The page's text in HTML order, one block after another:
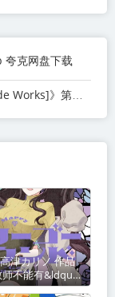
夸克网盘下载
二季 夸克网盘下载
カリノ 作品
师不能有&ldquo;